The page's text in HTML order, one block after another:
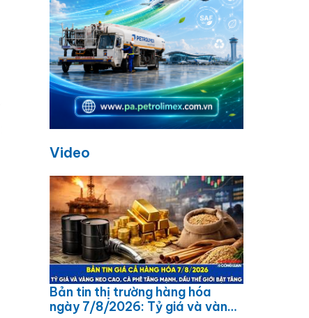
Video
Bản tin thị trường hàng hóa
ngày 7/8/2026: Tỷ giá và vàng